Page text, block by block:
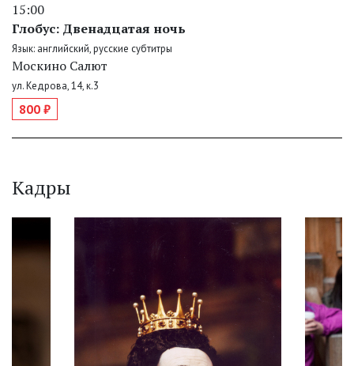
15:00
Глобус: Двенадцатая ночь
Язык: английский, русские субтитры
Москино Салют
ул. Кедрова, 14, к.3
800 ₽
Кадры